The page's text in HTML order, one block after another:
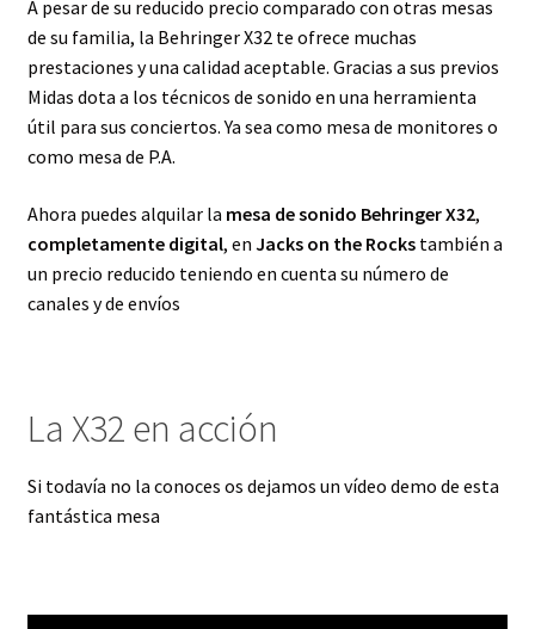
A pesar de su reducido precio comparado con otras mesas
de su familia, la Behringer X32 te ofrece muchas
prestaciones y una calidad aceptable. Gracias a sus previos
Midas dota a los técnicos de sonido en una herramienta
útil para sus conciertos. Ya sea como mesa de monitores o
como mesa de P.A.
Ahora puedes alquilar la mesa de sonido Behringer X32,
completamente digital, en Jacks on the Rockstambién a
un precio reducido teniendo en cuenta su número de
canales y de envíos
La X32 en acción
Si todavía no la conoces os dejamos un vídeo demo de esta
fantástica mesa